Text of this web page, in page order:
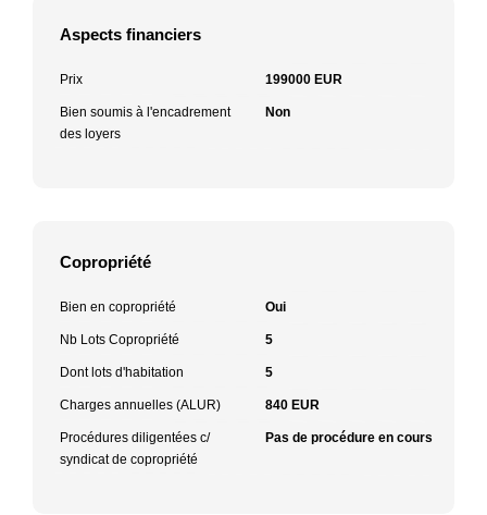
Aspects financiers
Prix 199000 EUR
Bien soumis à l'encadrement
des loyers
Non
Copropriété
Bien en copropriété Oui
Nb Lots Copropriété 5
Dont lots d'habitation 5
Charges annuelles (ALUR) 840 EUR
Procédures diligentées c/
syndicat de copropriété
Pas de procédure en cours